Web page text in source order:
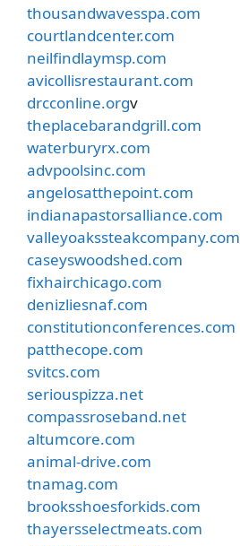
thousandwavesspa.com
courtlandcenter.com
neilfindlaymsp.com
avicollisrestaurant.com
drcconline.orgv
theplacebarandgrill.com
waterburyrx.com
advpoolsinc.com
angelosatthepoint.com
indianapastorsalliance.com
valleyoakssteakcompany.com
caseyswoodshed.com
fixhairchicago.com
denizliesnaf.com
constitutionconferences.com
patthecope.com
svitcs.com
seriouspizza.net
compassroseband.net
altumcore.com
animal-drive.com
tnamag.com
brooksshoesforkids.com
thayersselectmeats.com